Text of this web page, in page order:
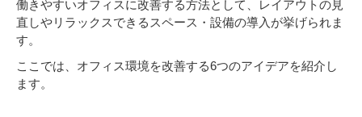
働きやすいオフィスに改善する方法として、レイアウトの見
直しやリラックスできるスペース・設備の導入が挙げられま
す。
ここでは、オフィス環境を改善する6つのアイデアを紹介し
ます。